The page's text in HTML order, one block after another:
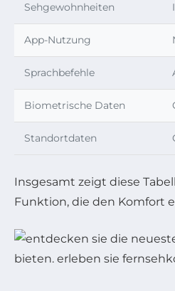
Sehgewohnheiten
App-Nutzung
Sprachbefehle
Biometrische Daten
Standortdaten
Insgesamt zeigt diese
Funktion, die den Komfort